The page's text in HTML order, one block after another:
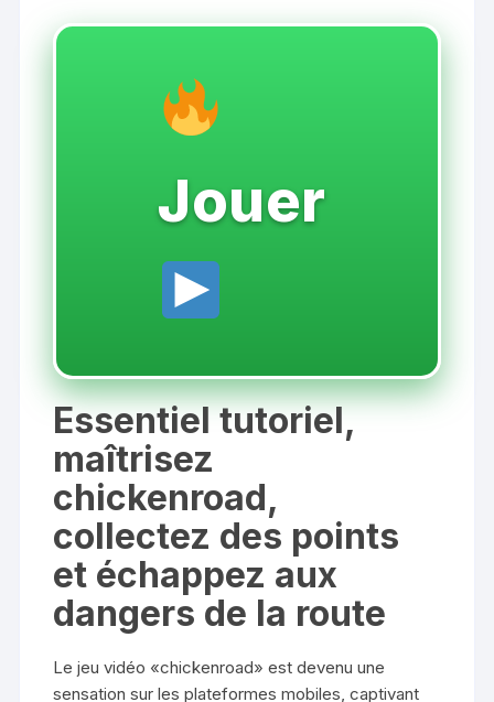
Jouer
Essentiel tutoriel,
maîtrisez
chickenroad,
collectez des points
et échappez aux
dangers de la route
Le jeu vidéo «chickenroad» est devenu une
sensation sur les plateformes mobiles, captivant